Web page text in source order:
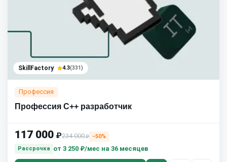
SkillFactory 4.3(331)
Профессия
Профессия C++ разработчик
117 000 ₽234 000₽
−50%
Рассрочка
от 3 250 ₽/мес на 36 месяцев